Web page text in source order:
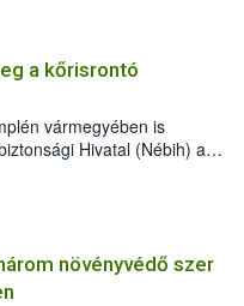
a kőrisrontó
vármegyében is
Hivatal (Nébih) a
jelenlétét. A
meg, de már fertőzött
a szlovák
megállítása érdekében.
növényvédő szer